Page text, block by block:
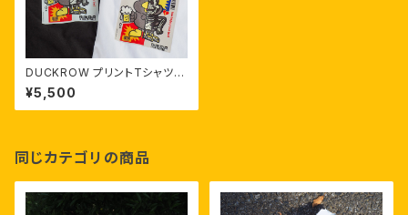
DUCKROW プリントTシャツ 「
N O M I S U G I (飲み過ぎ) 」
¥5,500
同じカテゴリの商品